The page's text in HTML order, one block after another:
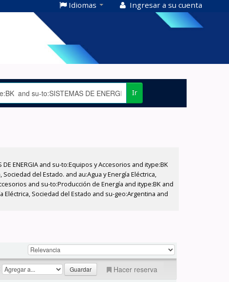
Idiomas Ingresar a su cuenta
Ir
ENERGIA and su-to:Equipos y Accesorios and itype:BK
del Estado. and au:Agua y Energía Eléctrica,
and su-to:Producción de Energía and itype:BK and
Sociedad del Estado and su-geo:Argentina and
Hacer reserva